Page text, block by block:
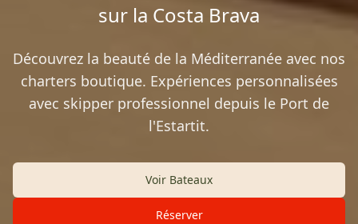
sur la Costa Brava
Découvrez la beauté de la Méditerranée avec nos
charters boutique. Expériences personnalisées
avec skipper professionnel depuis le Port de
l'Estartit.
Voir Bateaux
Réserver